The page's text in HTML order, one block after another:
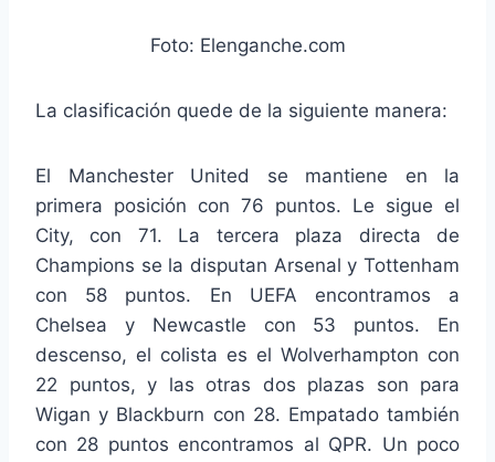
Foto: Elenganche.com
La clasificación quede de la siguiente manera:
El Manchester United se mantiene en la
primera posición con 76 puntos. Le sigue el
City, con 71. La tercera plaza directa de
Champions se la disputan Arsenal y Tottenham
con 58 puntos. En UEFA encontramos a
Chelsea y Newcastle con 53 puntos. En
descenso, el colista es el Wolverhampton con
22 puntos, y las otras dos plazas son para
Wigan y Blackburn con 28. Empatado también
con 28 puntos encontramos al QPR. Un poco